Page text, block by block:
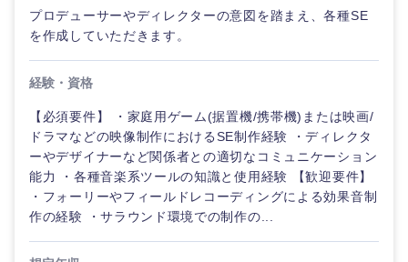
プロデューサーやディレクターの意図を踏まえ、各種SE
を作成していただきます。
経験・資格
【必須要件】 ・家庭用ゲーム(据置機/携帯機)または映画/
ドラマなどの映像制作におけるSE制作経験 ・ディレクタ
ーやデザイナーなど関係者との適切なコミュニケーション
能力 ・各種音楽系ツールの知識と使用経験 【歓迎要件】
・フォーリーやフィールドレコーディングによる効果音制
作の経験 ・サラウンド環境での制作の...